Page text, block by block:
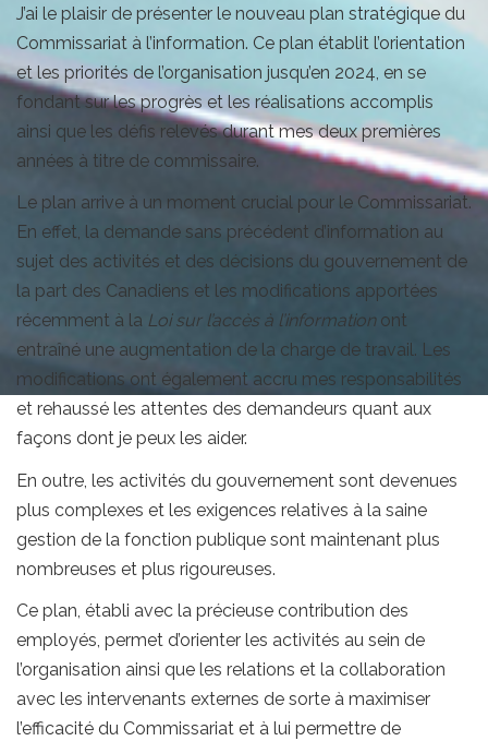
J’ai le plaisir de présenter le nouveau plan stratégique du
Commissariat à l’information. Ce plan établit l’orientation
et les priorités de l’organisation jusqu’en 2024, en se
fondant sur les progrès et les réalisations accomplis
ainsi que les défis relevés durant mes deux premières
années à titre de commissaire.
Le plan arrive à un moment crucial pour le Commissariat.
En effet, la demande sans précédent d’information au
sujet des activités et des décisions du gouvernement de
la part des Canadiens et les modifications apportées
récemment à la Loi sur l’accès à l’informationont
entraîné une augmentation de la charge de travail. Les
modifications ont également accru mes responsabilités
et rehaussé les attentes des demandeurs quant aux
façons dont je peux les aider.
En outre, les activités du gouvernement sont devenues
plus complexes et les exigences relatives à la saine
gestion de la fonction publique sont maintenant plus
nombreuses et plus rigoureuses.
Ce plan, établi avec la précieuse contribution des
employés, permet d’orienter les activités au sein de
l’organisation ainsi que les relations et la collaboration
avec les intervenants externes de sorte à maximiser
l’efficacité du Commissariat et à lui permettre de